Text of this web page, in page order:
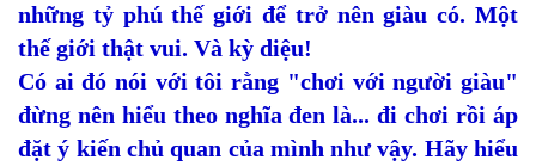
những tỷ phú thế giới để trở nên giàu có. Một
thế giới thật vui. Và kỳ diệu!
Có ai đó nói với tôi rằng "chơi với người giàu"
đừng nên hiểu theo nghĩa đen là... đi chơi rồi áp
đặt ý kiến chủ quan của mình như vậy. Hãy hiểu